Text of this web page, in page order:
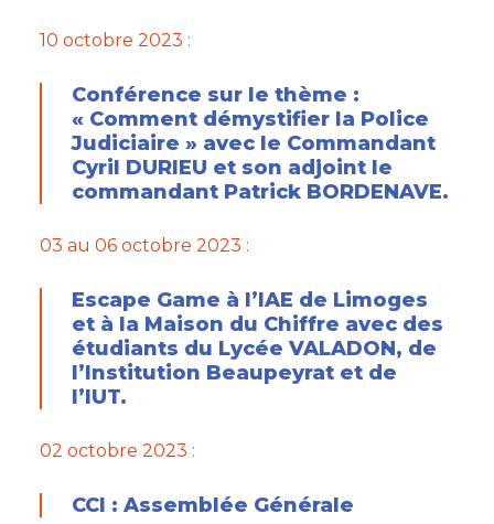
10 octobre 2023 :
Conférence sur le thème :
« Comment démystifier la Police
Judiciaire » avec le Commandant
Cyril DURIEU et son adjoint le
commandant Patrick BORDENAVE.
03 au 06 octobre 2023 :
Escape Game à l’IAE de Limoges
et à la Maison du Chiffre avec des
étudiants du Lycée VALADON, de
l’Institution Beaupeyrat et de
l’IUT.
02 octobre 2023 :
CCI : Assemblée Générale